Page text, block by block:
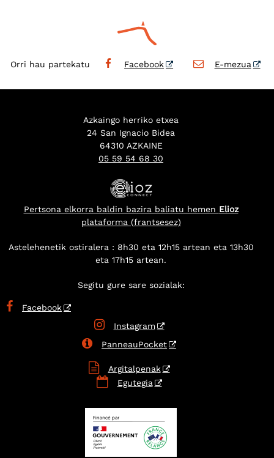
Orri hau partekatu Facebook E-mezua
Azkaingo herriko etxea
24 San Ignacio Bidea
64310 AZKAINE
05 59 54 68 30
Pertsona elkorra baldin bazira baliatu hemen Elioz
plataforma (frantsesez)
Astelehenetik ostiralera : 8h30 eta 12h15 artean eta 13h30
eta 17h15 artean.
Segitu gure sare sozialak:
 Facebook
 Instagram
 PanneauPocket
 Argitalpenak
 Egutegia